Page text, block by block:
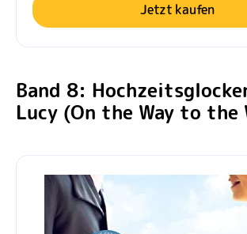
Jetzt kaufen
Band 8:
Lucy (On the Way to the